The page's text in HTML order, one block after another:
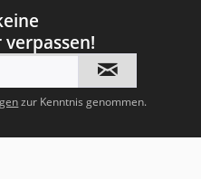
zur Kenntnis genommen.